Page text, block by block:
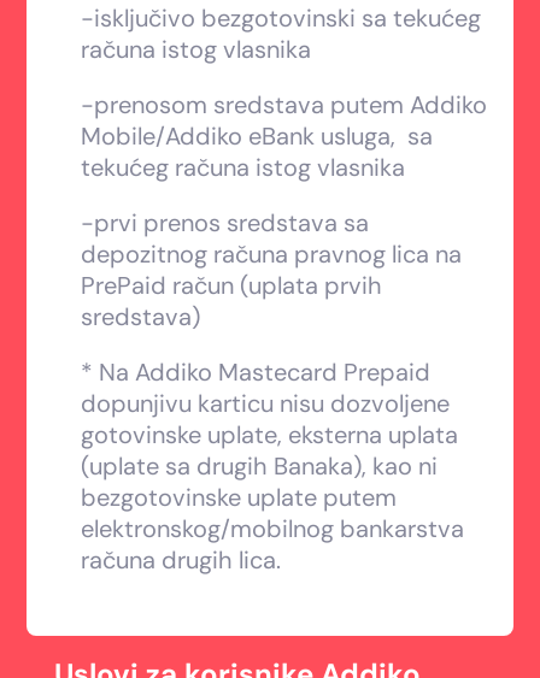
-isključivo bezgotovinski sa tekućeg
računa istog vlasnika
-prenosom sredstava putem Addiko
Mobile/Addiko eBank usluga, sa
tekućeg računa istog vlasnika
-prvi prenos sredstava sa
depozitnog računa pravnog lica na
PrePaid račun (uplata prvih
sredstava)
* Na Addiko Mastecard Prepaid
dopunjivu karticu nisu dozvoljene
gotovinske uplate, eksterna uplata
(uplate sa drugih Banaka), kao ni
bezgotovinske uplate putem
elektronskog/mobilnog bankarstva
računa drugih lica.